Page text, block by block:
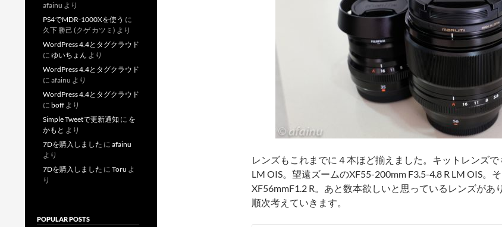
レンズもこれまでに４本ほど揃えました。キットレンズ
LM OIS。望遠ズームのXF55-200mm F3.5-4.8 R LM OIS。
XF56mmF1.2 R。あと数本欲しいと思っているレンズが
順次考えていきます。
afainu より
PS4でMDR-1000Xを使う に
久下 勝己 (クゲ カツミ) より
WordPress 4.4とタグクラウド
に ゆいちょん より
WordPress 4.4とタグクラウド
に afainu より
WordPress 4.4とタグクラウド
に boff より
Simple Tweetで更新通知 に を
かもと より
7Dを購入しました に afainu
より
7Dを購入しました に Toru よ
り
POPULAR POSTS